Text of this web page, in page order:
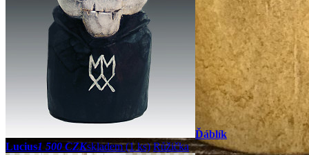
Ďáblík
Lucius1 500 CZKskladem (1 ks) Růžička